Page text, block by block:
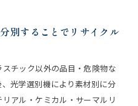
別することで リサイクル
チック以外の品目・危険物な
光学選別機により素材別に分
アル・ケミカル・サーマルリ